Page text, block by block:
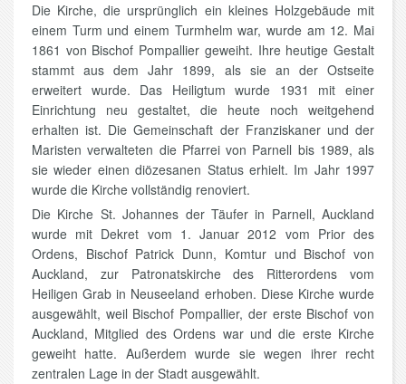
Die Kirche, die ursprünglich ein kleines Holzgebäude mit
einem Turm und einem Turmhelm war, wurde am 12. Mai
1861 von Bischof Pompallier geweiht. Ihre heutige Gestalt
stammt aus dem Jahr 1899, als sie an der Ostseite
erweitert wurde. Das Heiligtum wurde 1931 mit einer
Einrichtung neu gestaltet, die heute noch weitgehend
erhalten ist. Die Gemeinschaft der Franziskaner und der
Maristen verwalteten die Pfarrei von Parnell bis 1989, als
sie wieder einen diözesanen Status erhielt. Im Jahr 1997
wurde die Kirche vollständig renoviert.
Die Kirche St. Johannes der Täufer in Parnell, Auckland
wurde mit Dekret vom 1. Januar 2012 vom Prior des
Ordens, Bischof Patrick Dunn, Komtur und Bischof von
Auckland, zur Patronatskirche des Ritterordens vom
Heiligen Grab in Neuseeland erhoben. Diese Kirche wurde
ausgewählt, weil Bischof Pompallier, der erste Bischof von
Auckland, Mitglied des Ordens war und die erste Kirche
geweiht hatte. Außerdem wurde sie wegen ihrer recht
zentralen Lage in der Stadt ausgewählt.